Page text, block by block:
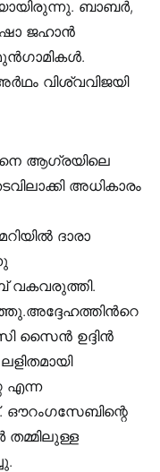
ബാബർ,
ജഹാൻ
വിശ്വവിജയി
ആഗ്രയിലെ
അധികാരം
ദാരാ
വകവരുത്തി.
സൈൻ ഉദ്ദിൻ
എന്ന
ഔറംഗസേബിന്റെ
തമ്മിലുള്ള